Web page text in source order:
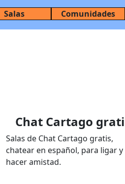
Salas Comunidades
Chat Cartago
Salas de Chat Cartago gratis,
chatear en español, para ligar y
hacer amistad.